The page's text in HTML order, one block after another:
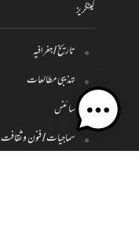
کیٹگریز
تاریخ / جغرافیہ
تہذیبی مطالعات
سائنس
سماجیات / فنون وثقافت